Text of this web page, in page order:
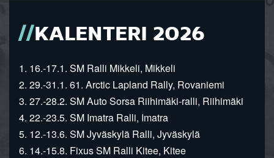
KALENTERI 2026
1. 16.-17.1. SM Ralli Mikkeli, Mikkeli
2. 29.-31.1. 61. Arctic Lapland Rally, Rovaniemi
3. 27.-28.2. SM Auto Sorsa Riihimäki-ralli, Riihimäki
4. 22.-23.5. SM Imatra Ralli, Imatra
5. 12.-13.6. SM Jyväskylä Ralli, Jyväskylä
6. 14.-15.8. Fixus SM Ralli Kitee, Kitee